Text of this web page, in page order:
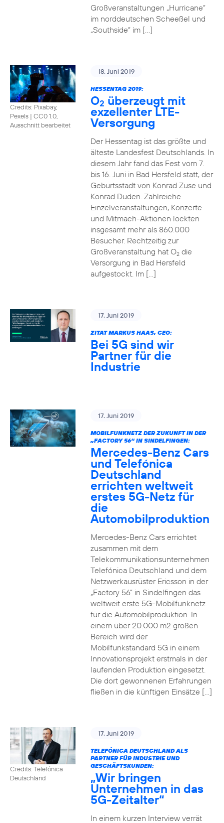
Großveranstaltungen „Hurricane“
im norddeutschen Scheeßel und
„Southside“ im […]
Credits: Pixabay,
Pexels | CC0 1.0,
Ausschnitt bearbeitet
18. Juni 2019
HESSENTAG 2019:
O2 überzeugt mit
exzellenter LTE-
Versorgung
Der Hessentag ist das größte und
älteste Landesfest Deutschlands. In
diesem Jahr fand das Fest vom 7.
bis 16. Juni in Bad Hersfeld statt, der
Geburtsstadt von Konrad Zuse und
Konrad Duden. Zahlreiche
Einzelveranstaltungen, Konzerte
und Mitmach-Aktionen lockten
insgesamt mehr als 860.000
Besucher. Rechtzeitig zur
Großveranstaltung hat O2die
Versorgung in Bad Hersfeld
aufgestockt. Im […]
17. Juni 2019
ZITAT MARKUS HAAS, CEO:
Bei 5G sind wir
Partner für die
Industrie
17. Juni 2019
MOBILFUNKNETZ DER ZUKUNFT IN DER
„FACTORY 56“ IN SINDELFINGEN:
Mercedes-Benz Cars
und Telefónica
Deutschland
errichten weltweit
erstes 5G-Netz für
die
Automobilproduktion
Mercedes-Benz Cars errichtet
zusammen mit dem
Telekommunikationsunternehmen
Telefónica Deutschland und dem
Netzwerkausrüster Ericsson in der
„Factory 56“ in Sindelfingen das
weltweit erste 5G-Mobilfunknetz
für die Automobilproduktion. In
einem über 20.000 m2 großen
Bereich wird der
Mobilfunkstandard 5G in einem
Innovationsprojekt erstmals in der
laufenden Produktion eingesetzt.
Die dort gewonnenen Erfahrungen
fließen in die künftigen Einsätze […]
Credits: Telefónica
Deutschland
17. Juni 2019
TELEFÓNICA DEUTSCHLAND ALS
PARTNER FÜR INDUSTRIE UND
GESCHÄFTSKUNDEN:
„Wir bringen
Unternehmen in das
5G-Zeitalter“
In einem kurzen Interview verrät